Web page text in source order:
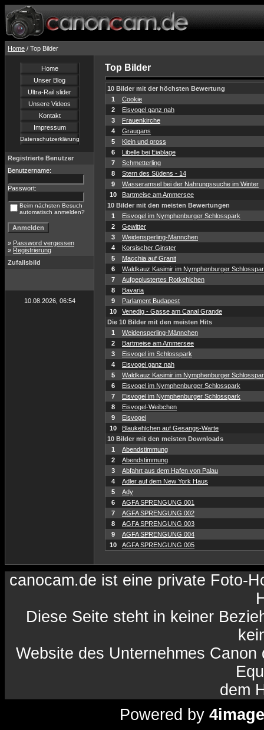
Home / Top Bilder
Home
Unser Blog
Ultra-Rail slider
Unsere Videos
Kontakt
Impressum
Datenschutzerklärung
Registrierte Benutzer
Benutzername:
Passwort:
Beim nächsten Besuch
automatisch anmelden?
» Password vergessen
» Registrierung
Zufallsbild
10.08.2026, 06:54
Top Bilder
10 Bilder mit der höchsten Bewertung
1
Cookie
2
Eisvogel ganz nah
3
Frauenkirche
4
Graugans
5
Klein und gross
6
Libelle bei Eiablage
7
Schmetterling
8
Stern des Südens - 14
9
Wasseramsel bei der Nahrungssuche im Winter
10
Bartmeise am Ammersee
10 Bilder mit den meisten Bewertungen
1
Eisvogel im Nymphenburger Schlosspark
2
Gewitter
3
Weidensperling-Männchen
4
Korsischer Ginster
5
Macchia auf Granit
6
Waldkauz Kasimir im Nymphenburger
7
Aufgeplustertes Rotkehlchen
8
Bavaria
9
Parlament Budapest
10
Venedig - Gasse am Canal Grande
Die 10 Bilder mit den meisten Hits
1
Weidensperling-Männchen
2
Bartmeise am Ammersee
3
Eisvogel im Schlosspark
4
Eisvogel ganz nah
5
Waldkauz Kasimir im Nymphenburger
6
Eisvogel im Nymphenburger Schlosspark
7
Eisvogel im Nymphenburger Schlosspark
8
Eisvogel-Weibchen
9
Eisvogel
10
Blaukehlchen auf Gesangs-Warte
10 Bilder mit den meisten Downloads
1
Abendstimmung
2
Abendstimmung
3
Abfahrt aus dem Hafen von Palau
4
Adler auf dem New York Haus
5
Ady
6
AGFA SPRENGUNG 001
7
AGFA SPRENGUNG 002
8
AGFA SPRENGUNG 003
9
AGFA SPRENGUNG 004
10
AGFA SPRENGUNG 005
canocam.de ist eine private Foto-
Diese Seite steht in keiner
Website des Unternehmes
dem
Powered by